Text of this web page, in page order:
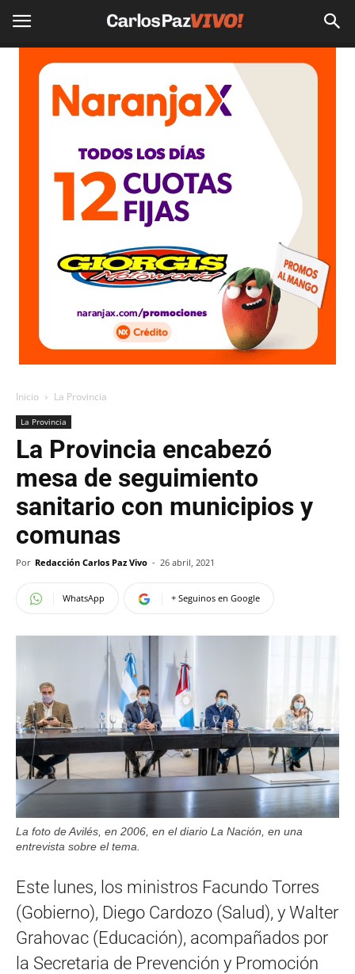
Inicio La Provincia
La Provincia
La Provincia encabezó
mesa de seguimiento
sanitario con municipios y
comunas
Por Redacción Carlos Paz Vivo - 26 abril, 2021
WhatsApp + Seguinos en Google
La foto de Avilés, en 2006, en el diario La Nación, en una
entrevista sobre el tema.
Este lunes, los ministros Facundo Torres
(Gobierno), Diego Cardozo (Salud), y Walter
Grahovac (Educación), acompañados por
la Secretaria de Prevención y Promoción